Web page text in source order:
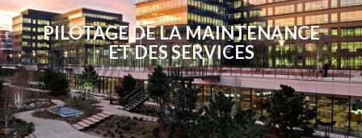
PILOTAGE DE LA MAINTENANCE
ET DES SERVICES